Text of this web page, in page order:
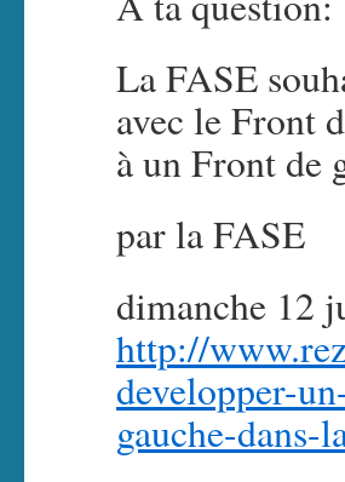
La FASE
avec le Front
à un Front de
par la FASE
dimanche 12
http://
developper-
gauche-dans-